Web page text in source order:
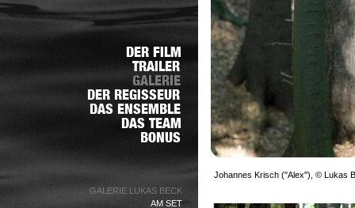
GALERIE LUKAS BECK
AM SET
Johannes Krisch ("Alex"), © Lukas